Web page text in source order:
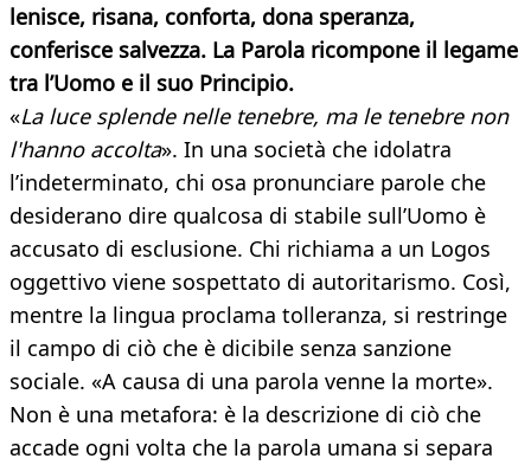
lenisce, risana, conforta, dona speranza,
conferisce salvezza. La Parola ricompone il legame
tra l’Uomo e il suo Principio.
«La luce splende nelle tenebre, ma le tenebre non
l'hanno accolta». In una società che idolatra
l’indeterminato, chi osa pronunciare parole che
desiderano dire qualcosa di stabile sull’Uomo è
accusato di esclusione. Chi richiama a un Logos
oggettivo viene sospettato di autoritarismo. Così,
mentre la lingua proclama tolleranza, si restringe
il campo di ciò che è dicibile senza sanzione
sociale. «A causa di una parola venne la morte».
Non è una metafora: è la descrizione di ciò che
accade ogni volta che la parola umana si separa